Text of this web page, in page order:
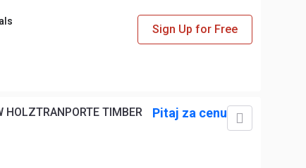
Sign Up for Free
HOLZTRANPORTE TIMBER Pitaj za cenu